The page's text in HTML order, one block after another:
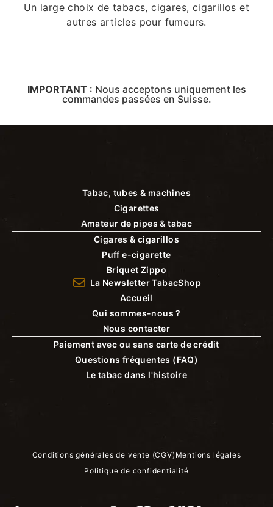
Un large choix de tabacs, cigares, cigarillos et
autres articles pour fumeurs.
IMPORTANT : Nous acceptons uniquement les
commandes passées en Suisse.
Tabac, tubes & machines
Cigarettes
Amateur de pipes & tabac
Cigares & cigarillos
Puff e-cigarette
Briquet Zippo
La Newsletter TabacShop
Accueil
Qui sommes-nous ?
Nous contacter
Paiement avec ou sans carte de crédit
Questions fréquentes (FAQ)
Le tabac dans l'histoire
Conditions générales de vente (CGV) Mentions légales
Politique de confidentialité